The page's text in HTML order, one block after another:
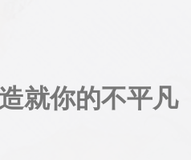
就你的不平凡